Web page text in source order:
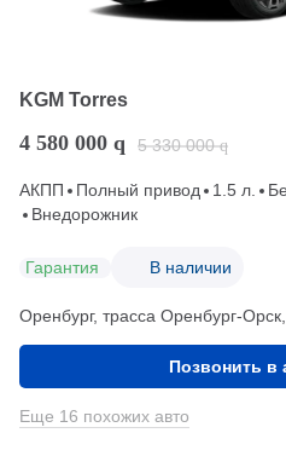
KGM Torres
4 580 000 q 5 330 000 q
АКПП Полный привод 1.5 л.
Внедорожник
Гарантия В наличии
Оренбург, трасса Оренбург-
Позвонить в
Еще 16 похожих авто